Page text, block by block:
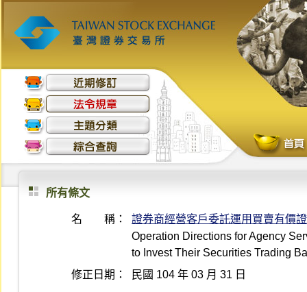
所有條文
名 稱：
證券商經營客戶委託運用買賣有價
Operation Directions for Agency
to Invest Their Securities Trading
修正日期：
民國 104 年 03 月 31 日